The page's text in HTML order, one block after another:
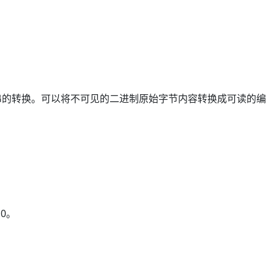
转换。可以将不可见的二进制原始字节内容转换成可读的编